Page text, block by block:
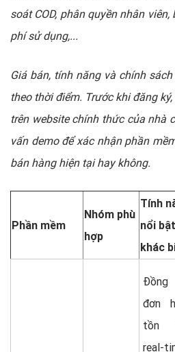
soát COD, phân quyền nhân
phí sử dụng,...
Giá bán, tính năng và chính
theo thời điểm. Trước khi đăng
trên website chính thức của nhà
vấn demo để xác nhận phần
bán hàng hiện tại hay không.
Phần mềm
Nhóm phù
hợp
Tính
nổi bật
khác
đơn
tồn
real-